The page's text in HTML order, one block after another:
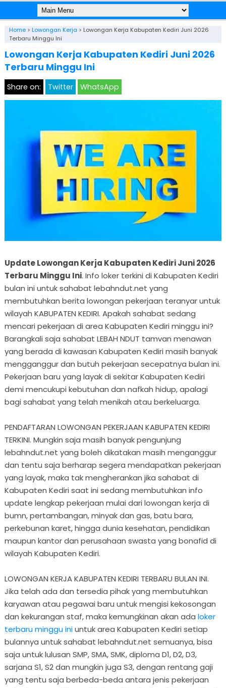
Home> Lowongan Kerja > Lowongan Kerja Kabupaten Kediri Juni 2026
Terbaru Minggu Ini
Lowongan Kerja Kabupaten Kediri Juni 2026
Terbaru Minggu Ini
Share on: Twitter WhatsApp
Update Lowongan Kerja Kabupaten Kediri Juni 2026
Terbaru Minggu Ini. Info loker terkini di Kabupaten Kediri
bulan ini untuk sahabat lebahndut.net yang
membutuhkan berita lowongan pekerjaan teranyar untuk
wilayah KABUPATEN KEDIRI. Apakah sahabat sedang
mencari pekerjaan di area Kabupaten Kediri minggu ini?
Barangkali saja sahabat LEBAH NDUT tamvan menawan
yang berada di kawasan Kabupaten Kediri masih banyak
mengganggur dan butuh pekerjaan secepatnya bulan ini.
Pekerjaan baru yang layak di sekitar Kabupaten Kediri
demi mencukupi kebutuhan dan nafkah hidup, apalagi
bagi sahabat yang telah menikah atau berkeluarga.
PENDAFTARAN LOWONGAN PEKERJAAN KABUPATEN KEDIRI
TERKINI. Mungkin saja masih banyak pengunjung
lebahndut.net yang boleh dikatakan masih menganggur
dan tentu saja berharap segera mendapatkan pekerjaan
yang layak, maka tak mengherankan jika sahabat di
Kabupaten Kediri saat ini sedang membutuhkan info
update lengkap pekerjaan mulai dari lowongan kerja di
bumn, pertambangan, minyak dan gas, batu bara,
perkebunan karet, hingga dunia kesehatan, pendidikan
maupun kantor dan perusahaan swasta yang bonafid di
wilayah Kabupaten Kediri.
LOWONGAN KERJA KABUPATEN KEDIRI TERBARU BULAN INI.
Jika telah ada dan tersedia pihak yang membutuhkan
karyawan atau pegawai baru untuk mengisi kekosongan
dan kekurangan staf, maka kemungkinan akan ada loker
terbaru minggu iniuntuk area Kabupaten Kediri setiap
bulannya untuk sahabat lebahndut.net semuanya, bisa
saja untuk lulusan SMP, SMA, SMK, diploma D1, D2, D3,
sarjana S1, S2 dan mungkin juga S3, dengan rentang gaji
yang tentu saja berbeda-beda antara jenis pekerjaan